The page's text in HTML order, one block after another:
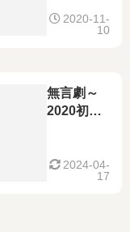
2020-11-
10
無言劇～
2020初戦
2024-04-
17